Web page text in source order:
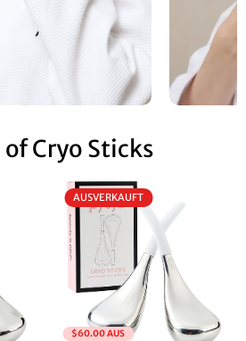
Cryo Sticks
$60.00 AUS
AUSVERKAUFT